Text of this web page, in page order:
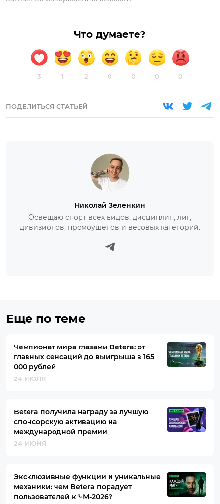
Что думаете?
3 1 2 0 0 0 0
ПОДЕЛИТЬСЯ СТАТЬЕЙ
Николай Зеленкин
Освещаю спорт всех видов, дисциплин, лиг,
дивизионов, промоушенов и весовых категорий.
Еще по теме
Чемпионат мира глазами Betera: от
главных сенсаций до выигрыша в 165
000 рублей
24 ИЮЛЯ
Betera получила награду за лучшую
спонсорскую активацию на
международной премии
24 ИЮНЯ
Эксклюзивные функции и уникальные
механики: чем Betera порадует
пользователей к ЧМ-2026?